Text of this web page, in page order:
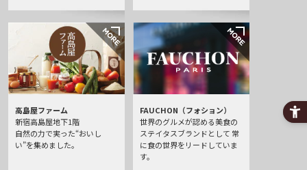
高島屋ファーム
新宿高島屋地下1階
自然の力で実った“おいし
い”を集めました。
FAUCHON（フォション）
世界のグルメが認める美食の
ステイタスブランドとして 常
に食の世界をリードしていま
す。